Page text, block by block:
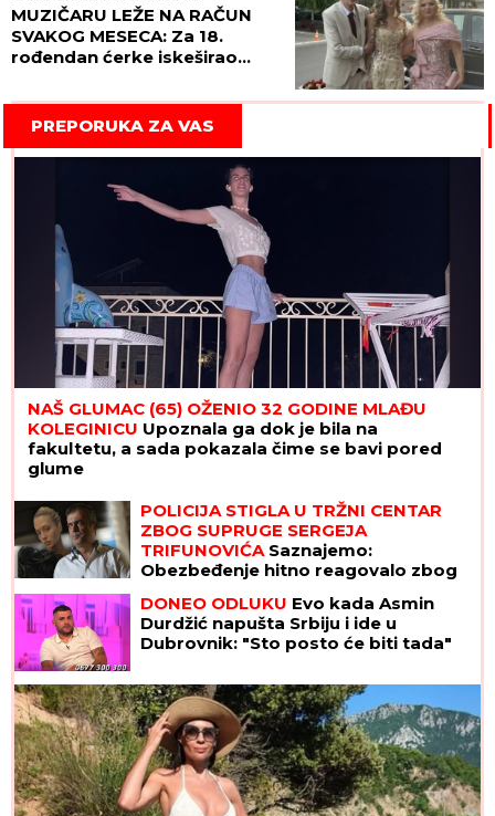
MUZIČARU LEŽE NA RAČUN
SVAKOG MESECA: Za 18.
rođendan ćerke iskeširao
bednik bez parčeta hleba"
(VIDEO)
PREPORUKA ZA VAS
NAŠ GLUMAC (65) OŽENIO 32 GODINE MLAĐU
KOLEGINICU Upoznala ga dok je bila na
fakultetu, a sada pokazala čime se bavi pored
glume
POLICIJA STIGLA U TRŽNI CENTAR
ZBOG SUPRUGE SERGEJA
TRIFUNOVIĆA Saznajemo:
Obezbeđenje hitno reagovalo zbog
krivičnu prijavu
DONEO ODLUKU Evo kada Asmin
Durdžić napušta Srbiju i ide u
Dubrovnik: "Sto posto će biti tada"